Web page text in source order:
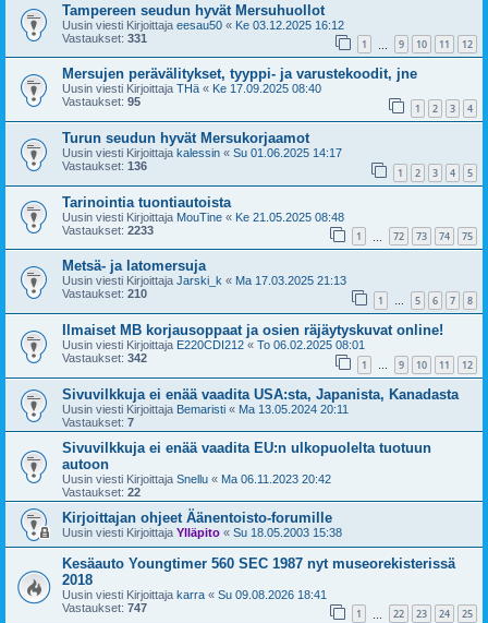
Tampereen seudun hyvät Mersuhuollot
Uusin viesti Kirjoittaja eesau50 « Ke 03.12.2025 16:12
Vastaukset: 331 1 9 10 11 12
Mersujen perävälitykset, tyyppi- ja varustekoodit, jne
Uusin viesti Kirjoittaja THä « Ke 17.09.2025 08:40
Vastaukset: 95 1 2 3 4
Turun seudun hyvät Mersukorjaamot
Uusin viesti Kirjoittaja kalessin « Su 01.06.2025 14:17
Vastaukset: 136 1 2 3 4 5
Tarinointia tuontiautoista
Uusin viesti Kirjoittaja MouTine « Ke 21.05.2025 08:48
Vastaukset: 2233 1 72 73 74 75
Metsä- ja latomersuja
Uusin viesti Kirjoittaja Jarski_k « Ma 17.03.2025 21:13
Vastaukset: 210 1 … 5 6 7 8
Ilmaiset MB korjausoppaat ja osien räjäytyskuvat online!
Uusin viesti Kirjoittaja E220CDI212 « To 06.02.2025 08:01
Vastaukset: 342 1 … 9 10 11 12
Sivuvilkkuja ei enää vaadita USA:sta, Japanista, Kanadasta
Uusin viesti Kirjoittaja Bemaristi « Ma 13.05.2024 20:11
Vastaukset: 7
Sivuvilkkuja ei enää vaadita EU:n ulkopuolelta tuotuun
autoon
Uusin viesti Kirjoittaja Snellu « Ma 06.11.2023 20:42
Vastaukset: 22
Kirjoittajan ohjeet Äänentoisto-forumille
Uusin viesti Kirjoittaja Ylläpito « Su 18.05.2003 15:38
Kesäauto Youngtimer 560 SEC 1987 nyt museorekisterissä
2018
Uusin viesti Kirjoittaja karra « Su 09.08.2026 18:41
Vastaukset: 747 1 22 23 24 25